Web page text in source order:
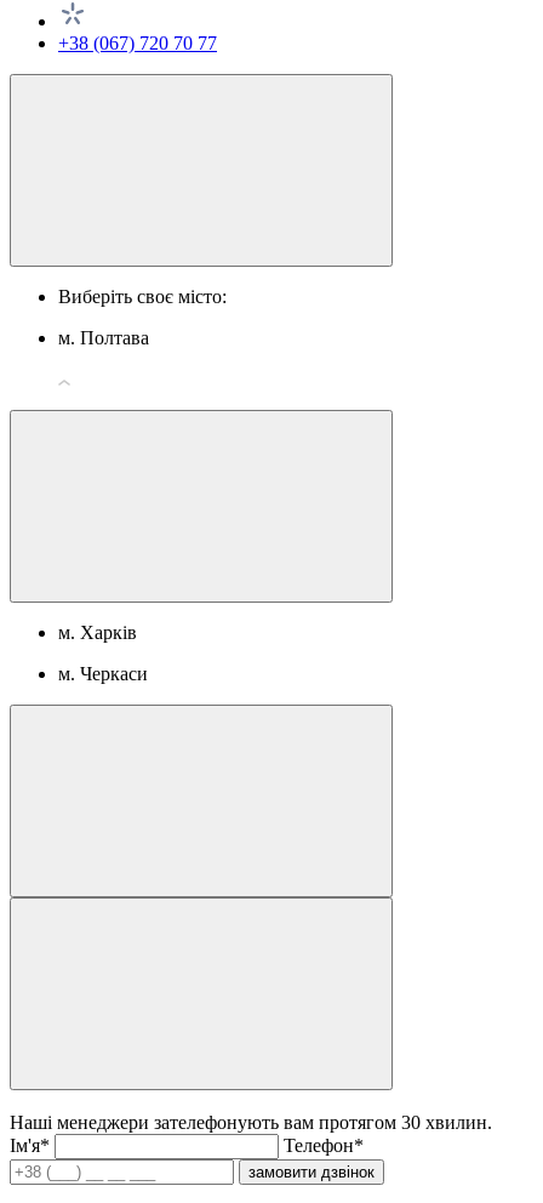
+38 (067) 720 70 77
Виберіть своє місто:
м. Полтава
м. Харків
м. Черкаси
Наші менеджери зателефонують вам протягом 30 хвилин.
Iм'я*
Телефон*
замовити дзвінок